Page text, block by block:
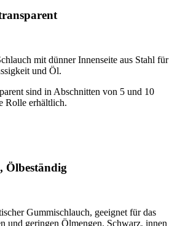
mit dünner Innenseite aus Stahl für
und Öl.
sind in Abschnitten von 5 und 10
Rolle erhältlich.
Ölbeständig
Gummischlauch, geeignet für das
und geringen Ölmengen. Schwarz, innen